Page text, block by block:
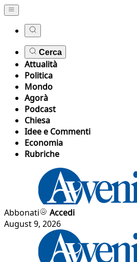
Cerca
Attualità
Politica
Mondo
Agorà
Podcast
Chiesa
Idee e Commenti
Economia
Rubriche
Abbonati
Accedi
August 9, 2026